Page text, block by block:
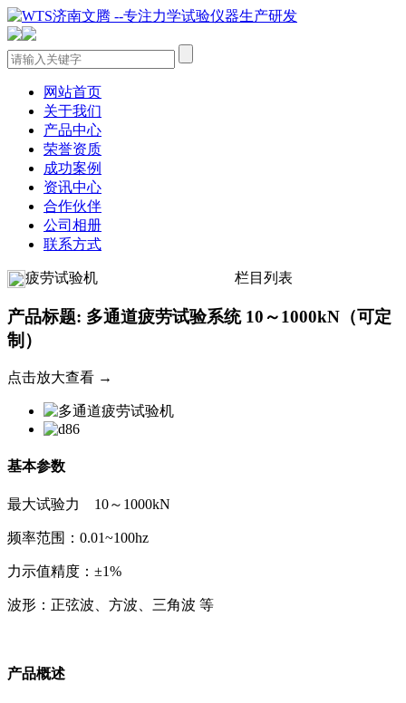
网站首页
关于我们
产品中心
荣誉资质
成功案例
资讯中心
合作伙伴
公司相册
联系方式
疲劳试验机 栏目列表
产品标题: 多通道疲劳试验系统 10～1000kN（可定
制）
点击放大查看 →
基本参数
最大试验力 10～1000kN
频率范围：0.01~100hz
力示值精度：±1%
波形：正弦波、方波、三角波 等
产品概述